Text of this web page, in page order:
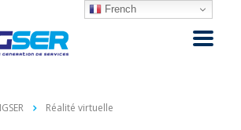
Réalité virtuelle
French